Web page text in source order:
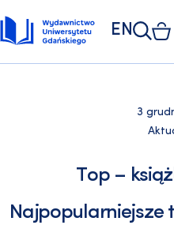
EN
3
Top –
Najpopularniejsze